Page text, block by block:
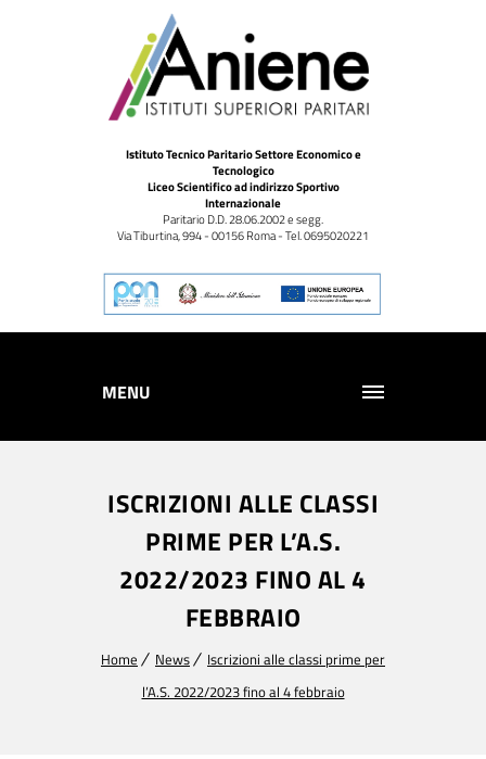
Istituto Tecnico Paritario Settore Economico e
Tecnologico
Liceo Scientifico ad indirizzo Sportivo
Internazionale
Paritario D.D. 28.06.2002 e segg.
Via Tiburtina, 994 - 00156 Roma - Tel. 0695020221
MENU
ISCRIZIONI ALLE CLASSI
PRIME PER L’A.S.
2022/2023 FINO AL 4
FEBBRAIO
Home News
Iscrizioni alle classi prime per
l’A.S. 2022/2023 fino al 4 febbraio